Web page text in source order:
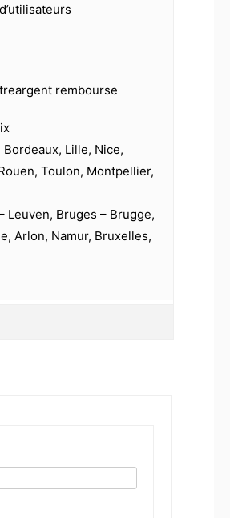
rembourse
Lille, Nice,
Toulon, Montpellier,
Leuven, Bruges – Brugge,
Arlon, Namur, Bruxelles,